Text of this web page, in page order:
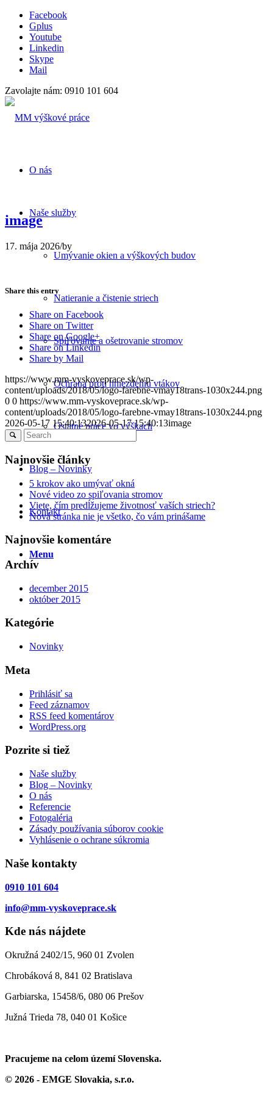
Facebook
Gplus
Youtube
Linkedin
Skype
Mail
Zavolajte nám: 0910 101 604
O nás
Naše služby
Umývanie okien a výškových budov
Natieranie a čistenie striech
Spiľovanie a ošetrovanie stromov
Ochrana proti hniezdeniu vtákov
Ostatné práce vo výškach
Blog – Novinky
Kontakt
Menu
image
17. mája 2026/by
Share this entry
Share on Facebook
Share on Twitter
Share on Google+
Share on Linkedin
Share by Mail
https://www.mm-vyskoveprace.sk/wp-
content/uploads/2018/05/logo-farebne-vmay18trans-1030x244.png
0 0 https://www.mm-vyskoveprace.sk/wp-
content/uploads/2018/05/logo-farebne-vmay18trans-1030x244.png
2026-05-17 15:40:132026-05-17 15:40:13image
Najnovšie články
5 krokov ako umývať okná
Nové video zo spiľovania stromov
Viete, čím predĺžujeme životnosť vaších striech?
Nová stránka nie je všetko, čo vám prinášame
Najnovšie komentáre
Archív
december 2015
október 2015
Kategórie
Novinky
Meta
Prihlásiť sa
Feed záznamov
RSS feed komentárov
WordPress.org
Pozrite si tiež
Naše služby
Blog – Novinky
O nás
Referencie
Fotogaléria
Zásady používania súborov cookie
Vyhlásenie o ochrane súkromia
Naše kontakty
0910 101 604
info@mm-vyskoveprace.sk
Kde nás nájdete
Okružná 2402/15, 960 01 Zvolen
Chrobáková 8, 841 02 Bratislava
Garbiarska, 15458/6, 080 06 Prešov
Južná Trieda 78, 040 01 Košice
Pracujeme na celom území Slovenska.
© 2026 - EMGE Slovakia, s.r.o.